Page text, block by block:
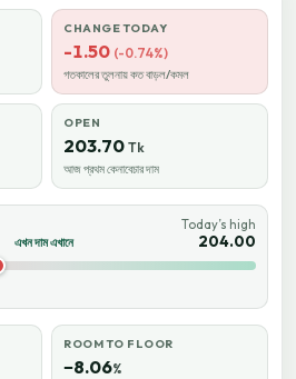
CHANGE TODAY
-1.50 (-0.74%)
গতকালের তুলনায় কত বাড়ল/কমল
OPEN
203.70 Tk
আজ প্রথম কেনাবেচার দাম
এখন দাম এখানে
Today’s high
204.00
ROOM TO FLOOR
−8.06%